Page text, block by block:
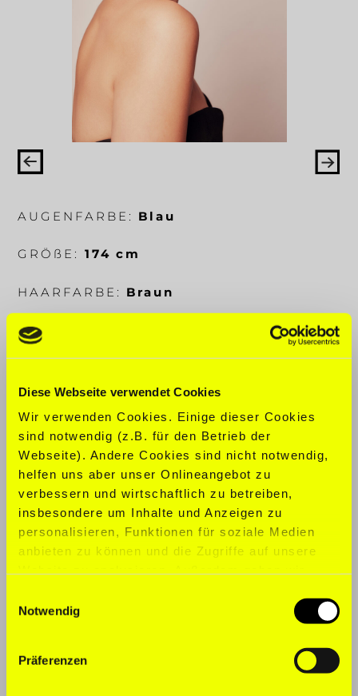
Diese Webseite verwendet Cookies
Wir verwenden Cookies. Einige dieser Cookies
sind notwendig (z.B. für den Betrieb der
Webseite). Andere Cookies sind nicht notwendig,
helfen uns aber unser Onlineangebot zu
verbessern und wirtschaftlich zu betreiben,
insbesondere um Inhalte und Anzeigen zu
personalisieren, Funktionen für soziale Medien
anbieten zu können und die Zugriffe auf unsere
Website an unsere Partner für soziale Medien,
Werbung und Analysen weiter. Unsere Partner
führen diese Informationen möglicherweise mit
weiteren Daten zusammen, die Sie ihnen
Notwendig
Präferenzen
AUGENFARBE: Blau
GRÖ ß E: 174 cm
HAARFARBE: Braun
KÖRPERMA
SPORTARTEN:Aerobic, Ballet, Fitness,
Pilates, Yoga
SPRACHEN: Englisch, Deutsch,
Spanisch